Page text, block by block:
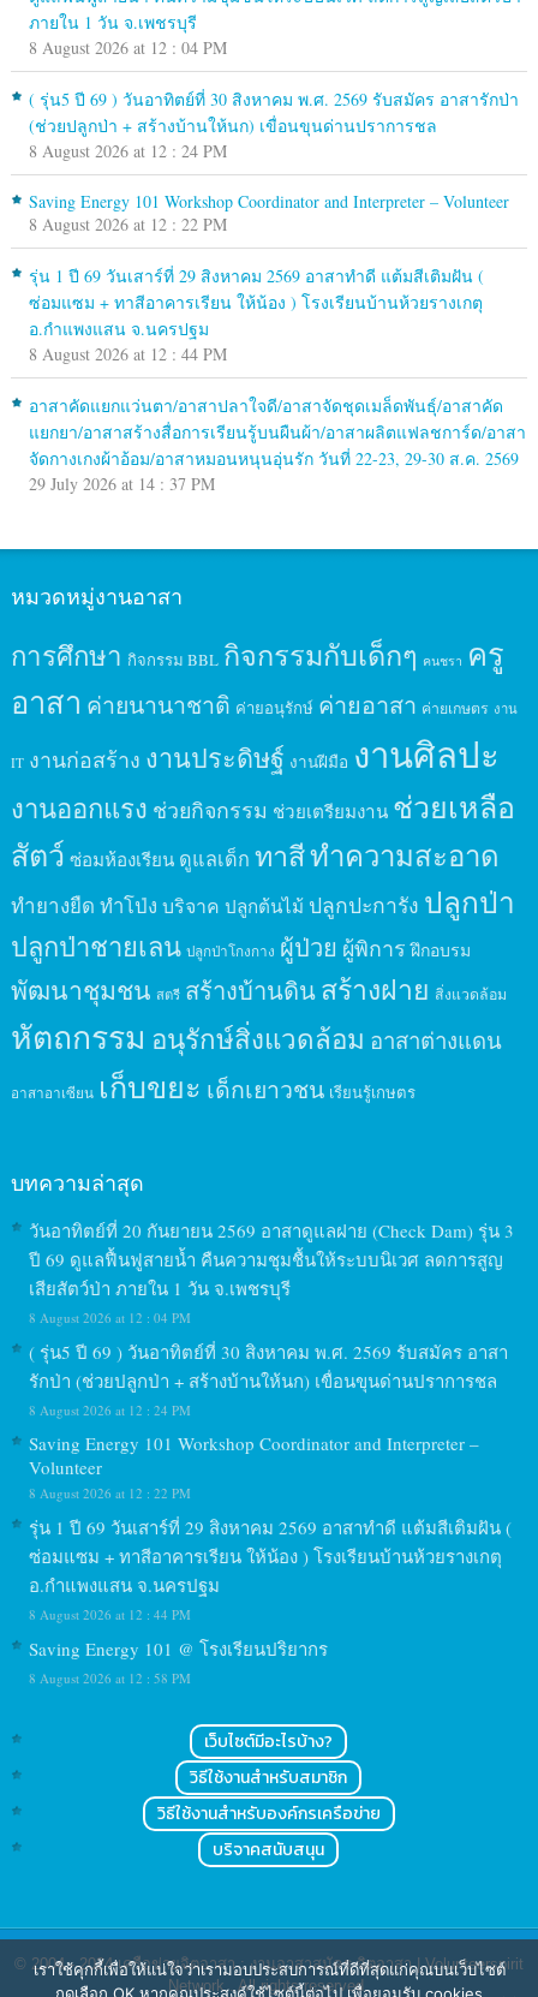
ภายใน 1 วัน จ.เพชรบุรี
8 August 2026 at 12 : 04 PM
( รุ่น5 ปี 69 ) วันอาทิตย์ที่ 30 สิงหาคม พ.ศ. 2569 รับสมัคร อาสารักป่า
(ช่วยปลูกป่า + สร้างบ้านให้นก) เขื่อนขุนด่านปราการชล
8 August 2026 at 12 : 24 PM
Saving Energy 101 Workshop Coordinator and Interpreter – Volunteer
8 August 2026 at 12 : 22 PM
รุ่น 1 ปี 69 วันเสาร์ที่ 29 สิงหาคม 2569 อาสาทำดี แต้มสีเติมฝัน (
ซ่อมแซม + ทาสีอาคารเรียน ให้น้อง ) โรงเรียนบ้านห้วยรางเกตุ
อ.กำแพงแสน จ.นครปฐม
8 August 2026 at 12 : 44 PM
อาสาคัดแยกแว่นตา/อาสาปลาใจดี/อาสาจัดชุดเมล็ดพันธุ์/อาสาคัด
แยกยา/อาสาสร้างสื่อการเรียนรู้บนผืนผ้า/อาสาผลิตแฟลชการ์ด/อาสา
จัดกางเกงผ้าอ้อม/อาสาหมอนหนุนอุ่นรัก วันที่ 22-23, 29-30 ส.ค. 2569
29 July 2026 at 14 : 37 PM
หมวดหมู่งานอาสา
การศึกษา กิจกรรม BBL กิจกรรมกับเด็กๆ คนชรา ครู
อาสา ค่ายนานาชาติ ค่ายอนุรักษ์ ค่ายอาสา ค่ายเกษตร งาน
IT งานก่อสร้าง งานประดิษฐ์ งานฝีมือ งานศิลปะ
งานออกแรง ช่วยกิจกรรม ช่วยเตรียมงาน ช่วยเหลือ
สัตว์ ซ่อมห้องเรียน ดูแลเด็ก ทาสีทำความสะอาด
ทำยางยืด ทำโป่ง บริจาค ปลูกต้นไม้ ปลูกปะการัง ปลูกป่า
ปลูกป่าชายเลน ปลูกป่าโกงกาง ผู้ป่วย ผู้พิการ ฝึกอบรม
พัฒนาชุมชน สตรี สร้างบ้านดินสร้างฝาย สิ่งแวดล้อม
หัตถกรรม อนุรักษ์สิ่งแวดล้อม อาสาต่างแดน
อาสาอาเซียน เก็บขยะ เด็กเยาวชน เรียนรู้เกษตร
บทความล่าสุด
วันอาทิตย์ที่ 20 กันยายน 2569 อาสาดูแลฝาย (Check Dam) รุ่น 3
ปี 69 ดูแลฟื้นฟูสายน้ำ คืนความชุมชื้นให้ระบบนิเวศ ลดการสูญ
เสียสัตว์ป่า ภายใน 1 วัน จ.เพชรบุรี
8 August 2026 at 12 : 04 PM
( รุ่น5 ปี 69 ) วันอาทิตย์ที่ 30 สิงหาคม พ.ศ. 2569 รับสมัคร อาสา
รักป่า (ช่วยปลูกป่า + สร้างบ้านให้นก) เขื่อนขุนด่านปราการชล
8 August 2026 at 12 : 24 PM
Saving Energy 101 Workshop Coordinator and Interpreter –
Volunteer
8 August 2026 at 12 : 22 PM
รุ่น 1 ปี 69 วันเสาร์ที่ 29 สิงหาคม 2569 อาสาทำดี แต้มสีเติมฝัน (
ซ่อมแซม + ทาสีอาคารเรียน ให้น้อง ) โรงเรียนบ้านห้วยรางเกตุ
อ.กำแพงแสน จ.นครปฐม
8 August 2026 at 12 : 44 PM
Saving Energy 101 @ โรงเรียนปริยากร
8 August 2026 at 12 : 58 PM
เว็บไซต์มีอะไรบ้าง?
วิธีใช้งานสำหรับสมาชิก
วิธีใช้งานสำหรับองค์กรเครือข่าย
บริจาคสนับสนุน
© 2004 - 2024เครือข่ายจิตอาสา : งานอาสาสมัคร จิตอาสา | Volunteerspirit
Network. All rights reserved.
เราใช้คุกกี้เพื่อให้แน่ใจว่าเรามอบประสบการณ์ที่ดีที่สุดแก่คุณบนเว็บไซต์